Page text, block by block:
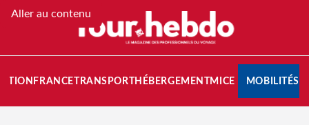
Aller au contenu
FRANCETRANSPORT HÉBERGEMENTMICE MOBILITÉS